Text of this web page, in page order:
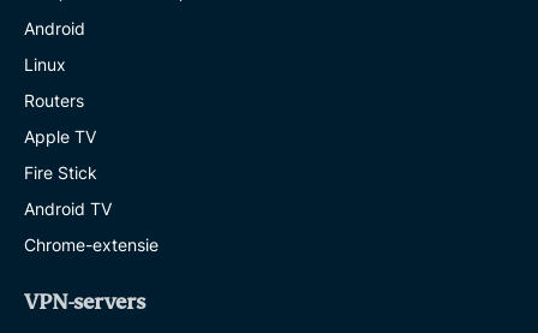
Android
Linux
Routers
Apple TV
Fire Stick
Android TV
Chrome-extensie
VPN-servers